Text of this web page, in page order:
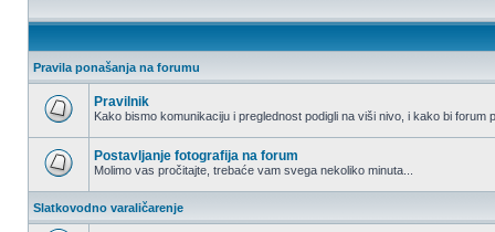
Pravila ponašanja na forumu
nepročitanih
postova
Pravilnik
Kako bismo komunikaciju i preglednost podigli na viši nivo, i kako bi forum
nepročitanih
postova
Postavljanje fotografija na forum
Molimo vas pročitajte, trebaće vam svega nekoliko minuta...
Slatkovodno varaličarenje